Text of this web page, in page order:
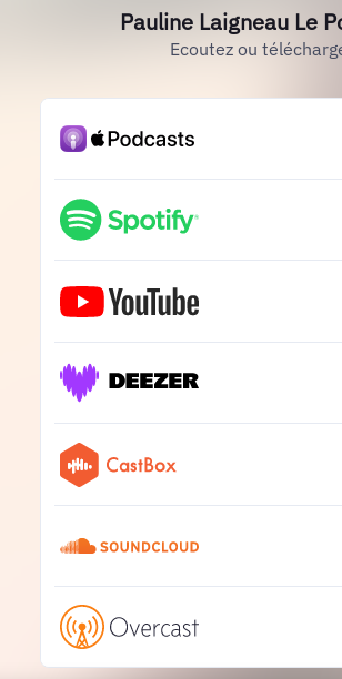
Pauline Laigneau Le
Ecoutez ou